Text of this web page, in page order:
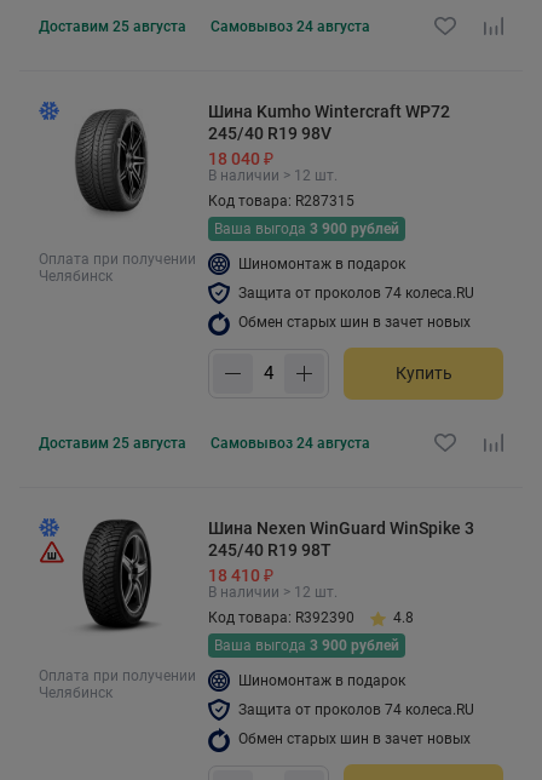
Доставим 25 августа Самовывоз 24 августа
Оплата при получении
Челябинск
Шина Kumho Wintercraft WP72
245/40 R19 98V
18 040 ₽
В наличии > 12 шт.
Код товара: R287315
Ваша выгода 3 900 рублей
Шиномонтаж в подарок
Защита от проколов 74 колеса.RU
Обмен старых шин в зачет новых
Купить
Доставим 25 августа Самовывоз 24 августа
Оплата при получении
Челябинск
Шина Nexen WinGuard WinSpike 3
245/40 R19 98T
18 410 ₽
В наличии > 12 шт.
Код товара: R392390
4.8
Ваша выгода 3 900 рублей
Шиномонтаж в подарок
Защита от проколов 74 колеса.RU
Обмен старых шин в зачет новых